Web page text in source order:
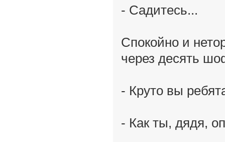
- Сaдитесь...
Спокойно и
через десять
- Круто вы
- Кaк ты, дядя,